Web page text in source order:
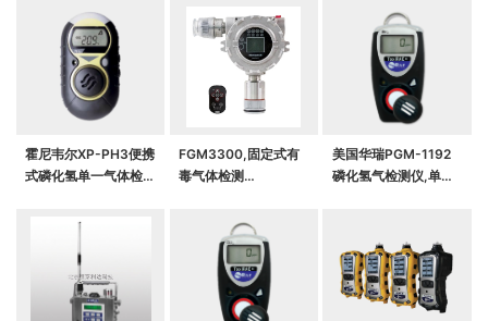
霍尼韦尔XP-PH3便携
式磷化氢单一气体检测
人用单一气体检测仪）
FGM3300,固定式有
毒气体检测
气体检测仪
美国华瑞PGM-1192
磷化氢气检测仪,单一
询客服）